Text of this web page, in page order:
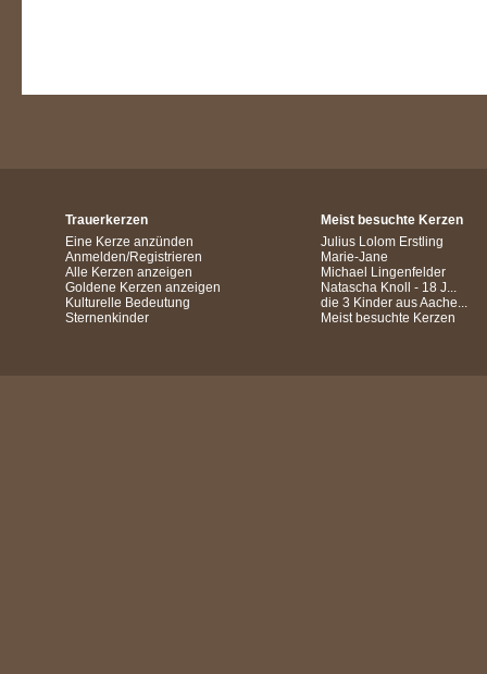
Trauerkerzen
Eine Kerze anzünden
Anmelden/Registrieren
Alle Kerzen anzeigen
Goldene Kerzen anzeigen
Kulturelle Bedeutung
Sternenkinder
Meist besuchte Kerzen
Julius Lolom Erstling
Marie-Jane
Michael Lingenfelder
Natascha Knoll - 18 J...
die 3 Kinder aus Aache...
Meist besuchte Kerzen